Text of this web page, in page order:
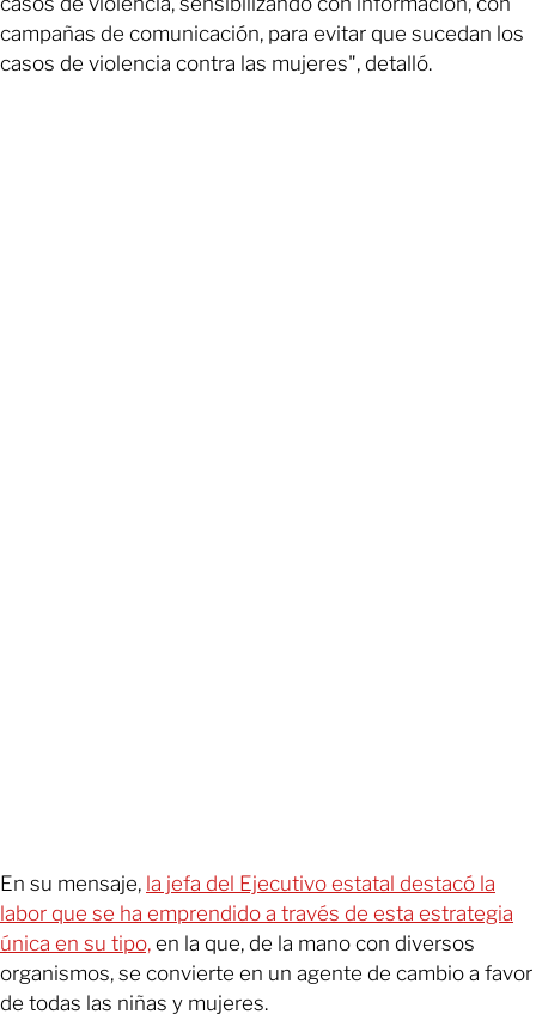
campañas de comunicación, para evitar que sucedan los
casos de violencia contra las mujeres", detalló.
En su mensaje, la jefa del Ejecutivo estatal destacó la
labor que se ha emprendido a través de esta estrategia
única en su tipo, en la que, de la mano con diversos
organismos, se convierte en un agente de cambio a favor
de todas las niñas y mujeres.